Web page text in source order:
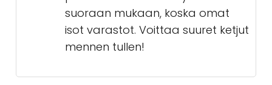
suoraan mukaan, koska omat
isot varastot. Voittaa suuret ketjut
mennen tullen!